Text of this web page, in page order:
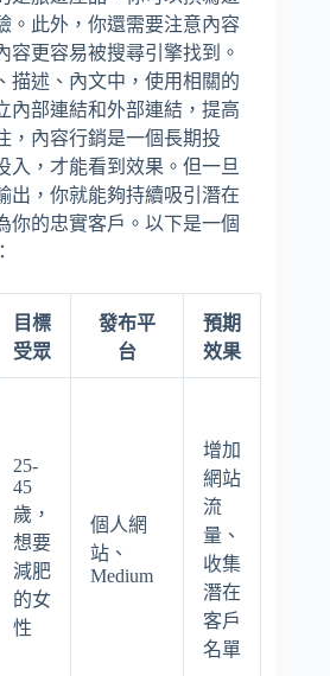
。此外，你還需要注意內容
容更容易被搜尋引擎找到。
描述、內文中，使用相關的
內部連結和外部連結，提高
，內容行銷是一個長期投
入，才能看到效果。但一旦
出，你就能夠持續吸引潛在
你的忠實客戶。以下是一個
目標
受眾
發布平
台
預期
效果
25-
45
歲，
想要
減肥
的女
性
個人網
站、
Medium
增加
網站
流
量、
收集
潛在
客戶
名單